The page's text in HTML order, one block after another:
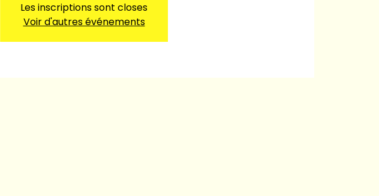
Les inscriptions sont closes
Voir d'autres événements